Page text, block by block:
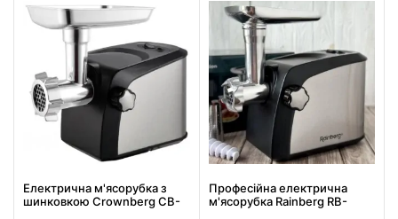
Електрична м'ясорубка з
шинковкою Crownberg CB-
Професійна електрична
м'ясорубка Rainberg RB-